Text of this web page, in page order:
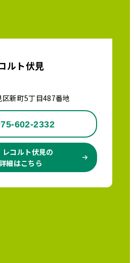
ルト伏見
新町5丁目487番地
602-2332
レコルト伏見の
細はこちら